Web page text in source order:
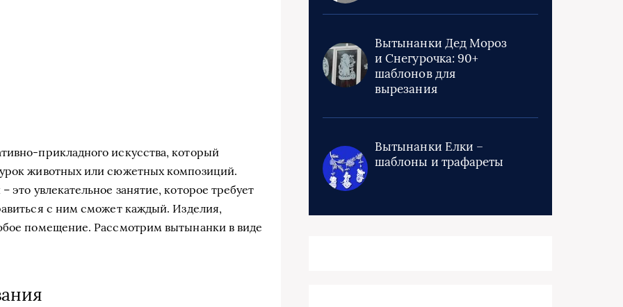
прикладного искусства, который
животных или сюжетных композиций.
увлекательное занятие, которое требует
с ним сможет каждый. Изделия,
помещение. Рассмотрим вытынанки в виде
Вытынанки Дед Мороз
и Снегурочка: 90+
шаблонов для
вырезания
Вытынанки Елки –
шаблоны и трафареты